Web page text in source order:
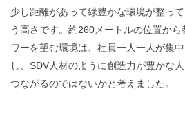
少し距離があって緑豊かな環境が整っ
う高さです。約260メートルの位置か
ワーを望む環境は、社員一人一人が集
し、SDV人材のように創造力が豊かな
つながるのではないかと考えました。